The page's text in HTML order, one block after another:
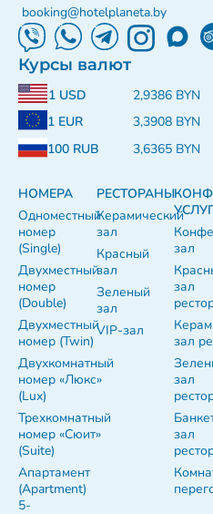
booking@hotelplaneta.by
Курсы валют
1 USD
2,9386 BYN
1 EUR
3,3908 BYN
100 RUB
3,6365 BYN
НОМЕРА
Одноместный
номер
(Single)
Двухместный
номер
(Double)
Двухместный
номер (Twin)
Двухкомнатный
номер «Люкс»
(Lux)
Трехкомнатный
номер «Сюит»
(Suite)
Апартамент
(Apartment)
5-
РЕСТОРАНЫ
Керамический
зал
Красный
зал
Зеленый
зал
VIP-зал
зал
зал
зал
зал
зал